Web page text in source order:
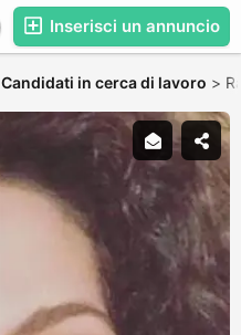
Inserisci un annuncio
Candidati in cerca di lavoro >